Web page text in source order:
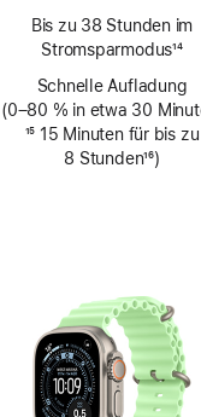
Bis zu 38 Stunden im
Stromsparmodus14
Schnelle Aufladung
(0–80 % in etwa 30
Fußnote
15 15 Minuten für bis zu
8 Stunden16)